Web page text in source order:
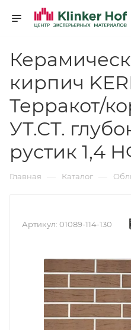
кирпич
Терракот/
УТ.СТ.
рустик 1,4
Главная — Каталог —
Артикул: 01089-114-130